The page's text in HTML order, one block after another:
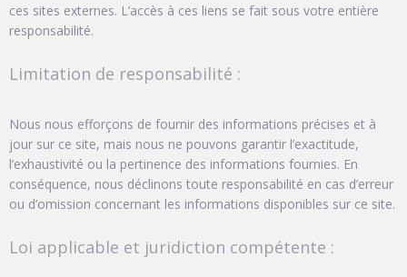
ces sites externes. L’accès à ces liens se fait sous votre entière
responsabilité.
Limitation de responsabilité :
Nous nous efforçons de fournir des informations précises et à
jour sur ce site, mais nous ne pouvons garantir l’exactitude,
l’exhaustivité ou la pertinence des informations fournies. En
conséquence, nous déclinons toute responsabilité en cas d’erreur
ou d’omission concernant les informations disponibles sur ce site.
Loi applicable et juridiction compétente :